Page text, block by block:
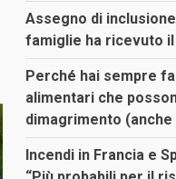
Assegno di
famiglie ha ricevuto
Perché hai sempre
alimentari che
dimagrimento
Incendi in Francia e